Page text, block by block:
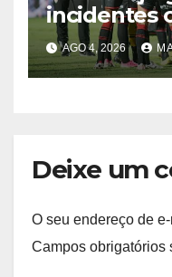
incidentes
Palmeiras;
AGO 4, 2026
Deixe um
O seu endereço de
Campos obrigatórios